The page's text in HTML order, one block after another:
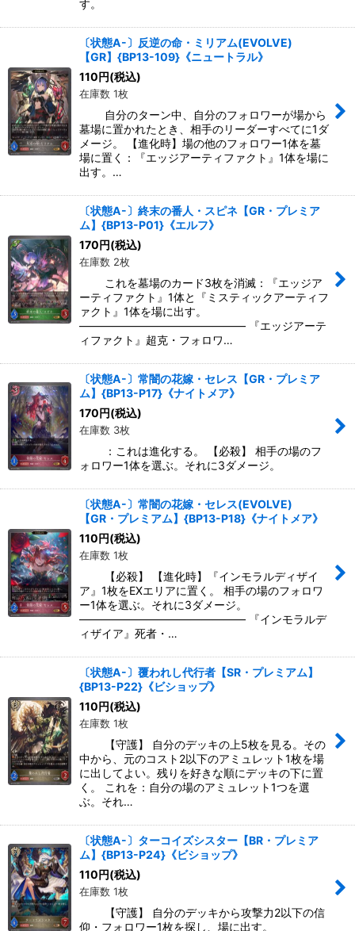
す。
〔状態A-〕反逆の命・ミリアム(EVOLVE)
【GR】{BP13-109}《ニュートラル》
110円(税込)
在庫数 1枚
自分のターン中、自分のフォロワーが場から
墓場に置かれたとき、相手のリーダーすべてに1ダ
メージ。 【進化時】場の他のフォロワー1体を墓
場に置く：『エッジアーティファクト』1体を場に
出す。…
〔状態A-〕終末の番人・スピネ【GR・プレミア
ム】{BP13-P01}《エルフ》
170円(税込)
在庫数 2枚
これを墓場のカード3枚を消滅：『エッジア
ーティファクト』1体と『ミスティックアーティフ
ァクト』1体を場に出す。
――――――――――――――― 『エッジアーテ
ィファクト』超克・フォロワ…
〔状態A-〕常闇の花嫁・セレス【GR・プレミア
ム】{BP13-P17}《ナイトメア》
170円(税込)
在庫数 3枚
：これは進化する。 【必殺】 相手の場のフ
ォロワー1体を選ぶ。それに3ダメージ。
〔状態A-〕常闇の花嫁・セレス(EVOLVE)
【GR・プレミアム】{BP13-P18}《ナイトメア》
110円(税込)
在庫数 1枚
【必殺】 【進化時】『インモラルディザイ
ア』1枚をEXエリアに置く。 相手の場のフォロワ
ー1体を選ぶ。それに3ダメージ。
――――――――――――――― 『インモラルデ
ィザイア』死者・…
〔状態A-〕覆われし代行者【SR・プレミアム】
{BP13-P22}《ビショップ》
110円(税込)
在庫数 1枚
【守護】 自分のデッキの上5枚を見る。その
中から、元のコスト2以下のアミュレット1枚を場
に出してよい。残りを好きな順にデッキの下に置
く。 これを：自分の場のアミュレット1つを選
ぶ。それ…
〔状態A-〕ターコイズシスター【BR・プレミア
ム】{BP13-P24}《ビショップ》
110円(税込)
在庫数 1枚
【守護】 自分のデッキから攻撃力2以下の信
仰・フォロワー1枚を探し、場に出す。